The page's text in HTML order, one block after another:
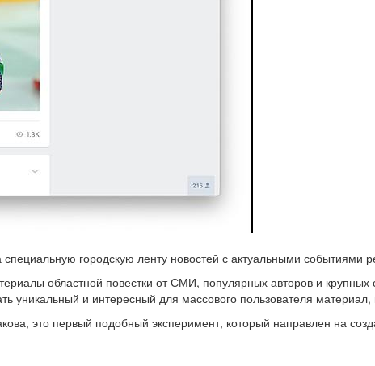
специальную городскую ленту новостей с актуальными событиями
областной повестки от СМИ, популярных авторов и
уникальный и интересный для массового пользователя
это первый подобный эксперимент, который направлен на